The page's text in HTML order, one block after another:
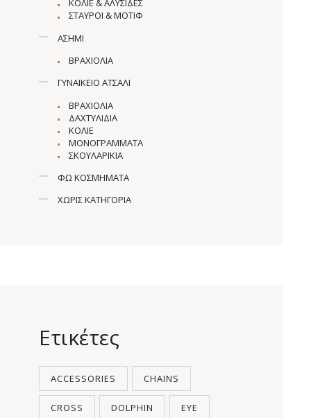
ΚΟΛΙΈ & ΑΛΥΣΊΔΕΣ
ΣΤΑΥΡΟΊ & ΜΟΤΊΦ
ΑΣΉΜΙ
ΒΡΑΧΙΌΛΙΑ
ΓΥΝΑΙΚΕΊΟ ΑΤΣΆΛΙ
ΒΡΑΧΙΌΛΙΑ
ΔΑΧΤΥΛΊΔΙΑ
ΚΟΛΙΈ
ΜΟΝΟΓΡΆΜΜΑΤΑ
ΣΚΟΥΛΑΡΊΚΙΑ
ΦΩ ΚΟΣΜΉΜΑΤΑ
ΧΩΡΊΣ ΚΑΤΗΓΟΡΊΑ
Ετικέτες
ACCESSORIES CHAINS
CROSS DOLPHIN EYE